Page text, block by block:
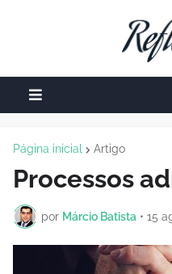
Página inicial Artigo
Processos
por Márcio Batista • 15